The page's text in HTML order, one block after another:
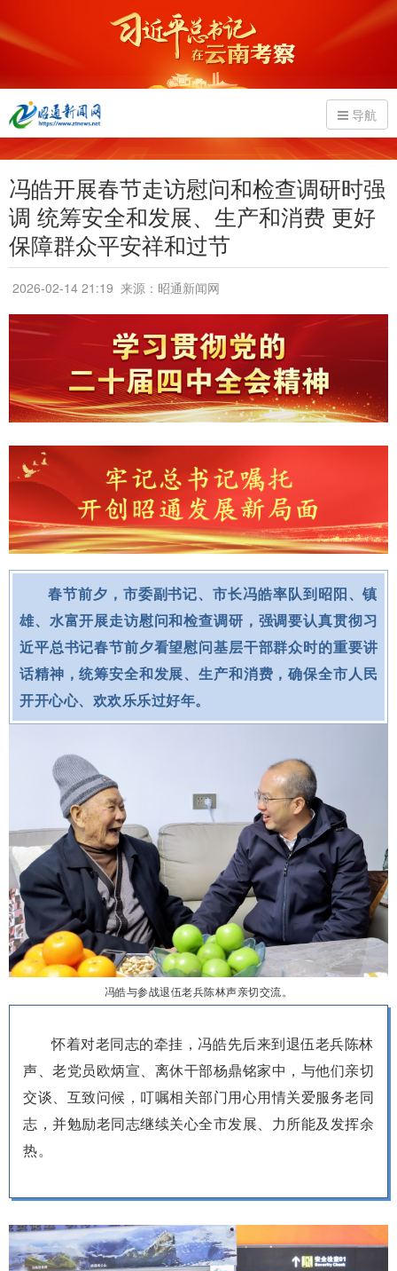
导航
冯皓开展春节走访慰问和检查调研时强
调 统筹安全和发展、生产和消费 更好
保障群众平安祥和过节
2026-02-14 21:19 来源：昭通新闻网
春节前夕，市委副书记、市长冯皓率队到昭阳、镇
雄、水富开展走访慰问和检查调研，强调要认真贯彻习
近平总书记春节前夕看望慰问基层干部群众时的重要讲
话精神，统筹安全和发展、生产和消费，确保全市人民
开开心心、欢欢乐乐过好年。
冯皓与参战退伍老兵陈林声亲切交流。
怀着对老同志的牵挂，冯皓先后来到退伍老兵陈林
声、老党员欧炳宣、离休干部杨鼎铭家中，与他们亲切
交谈、互致问候，叮嘱相关部门用心用情关爱服务老同
志，并勉励老同志继续关心全市发展、力所能及发挥余
热。